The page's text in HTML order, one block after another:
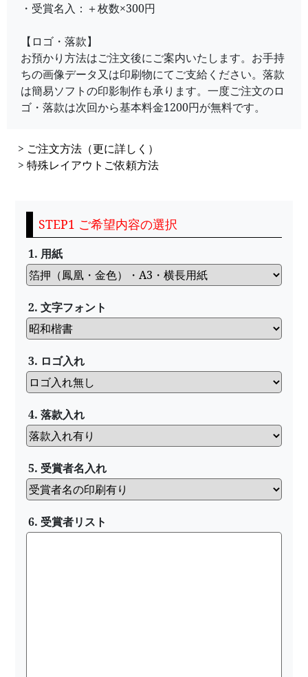
・受賞名入：＋枚数×300円
【ロゴ・落款】
お預かり方法はご注文後にご案内いたします。お手持
ちの画像データ又は印刷物にてご支給ください。落款
は簡易ソフトの印影制作も承ります。一度ご注文のロ
ゴ・落款は次回から基本料金1200円が無料です。
> ご注文方法（更に詳しく）
> 特殊レイアウトご依頼方法
STEP1 ご希望内容の選択
1. 用紙
2. 文字フォント
3. ロゴ入れ
4. 落款入れ
5. 受賞者名入れ
6. 受賞者リスト